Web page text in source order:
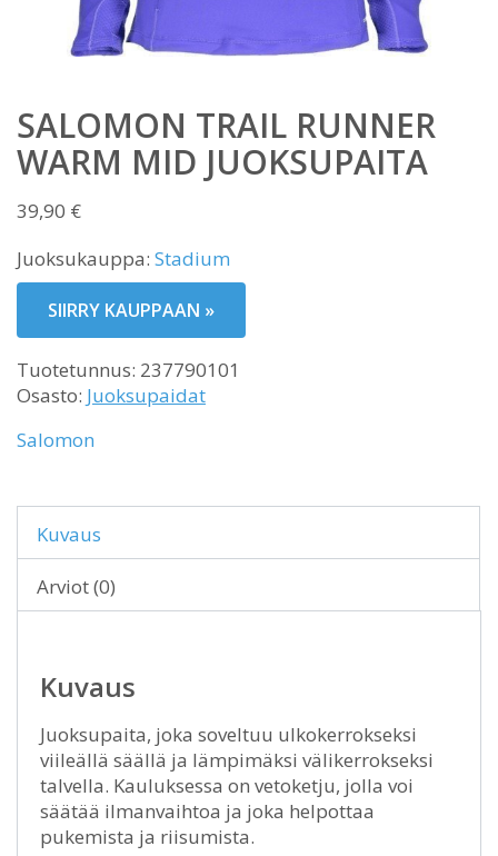
SALOMON TRAIL RUNNER
WARM MID JUOKSUPAITA
39,90 €
Juoksukauppa: Stadium
SIIRRY KAUPPAAN »
Tuotetunnus: 237790101
Osasto: Juoksupaidat
Salomon
Kuvaus
Arviot (0)
Kuvaus
Juoksupaita, joka soveltuu ulkokerrokseksi
viileällä säällä ja lämpimäksi välikerrokseksi
talvella. Kauluksessa on vetoketju, jolla voi
säätää ilmanvaihtoa ja joka helpottaa
pukemista ja riisumista.